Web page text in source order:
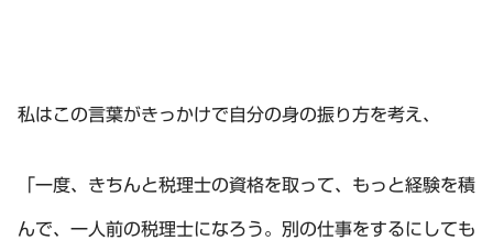
私はこの言葉がきっかけで自分の身の振り方を考え、
「一度、きちんと税理士の資格を取って、もっと経験を積
んで、一人前の税理士になろう。別の仕事をするにしても